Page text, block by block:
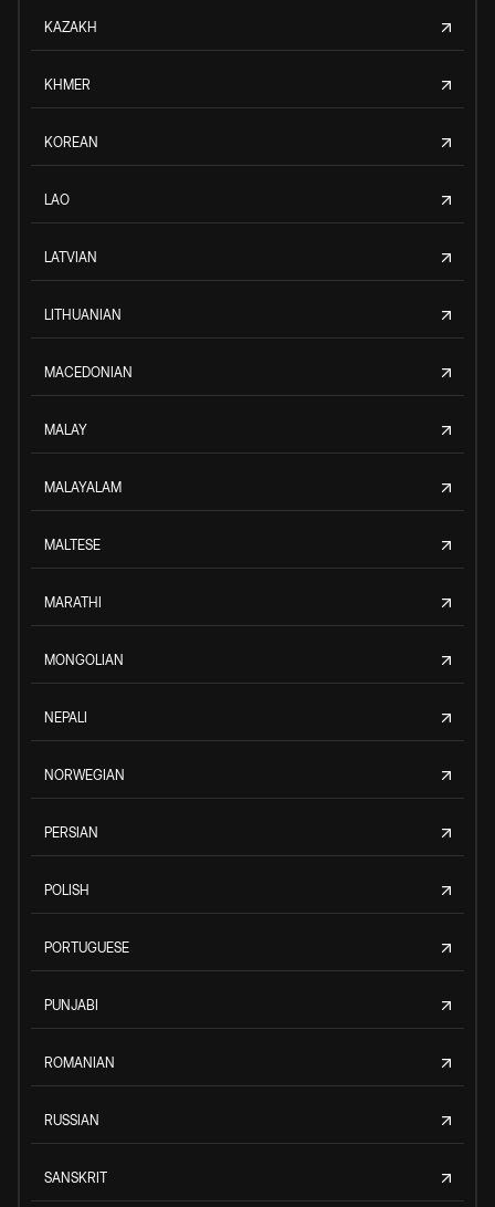
KAZAKH
KHMER
KOREAN
LAO
LATVIAN
LITHUANIAN
MACEDONIAN
MALAY
MALAYALAM
MALTESE
MARATHI
MONGOLIAN
NEPALI
NORWEGIAN
PERSIAN
POLISH
PORTUGUESE
PUNJABI
ROMANIAN
RUSSIAN
SANSKRIT